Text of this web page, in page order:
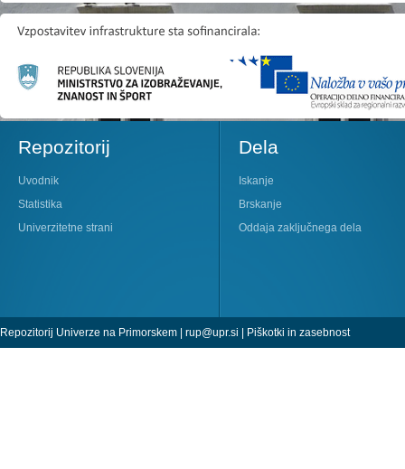
Repozitorij
Uvodnik
Statistika
Univerzitetne strani
Dela
Iskanje
Brskanje
Oddaja zaključnega dela
Repozitorij Univerze na Primorskem | rup@upr.si | Piškotki in zasebnost